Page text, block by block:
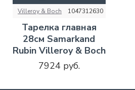
Villeroy & Boch 1047312630
Тарелка главная
28см Samarkand
Rubin Villeroy & Boch
7924 руб.